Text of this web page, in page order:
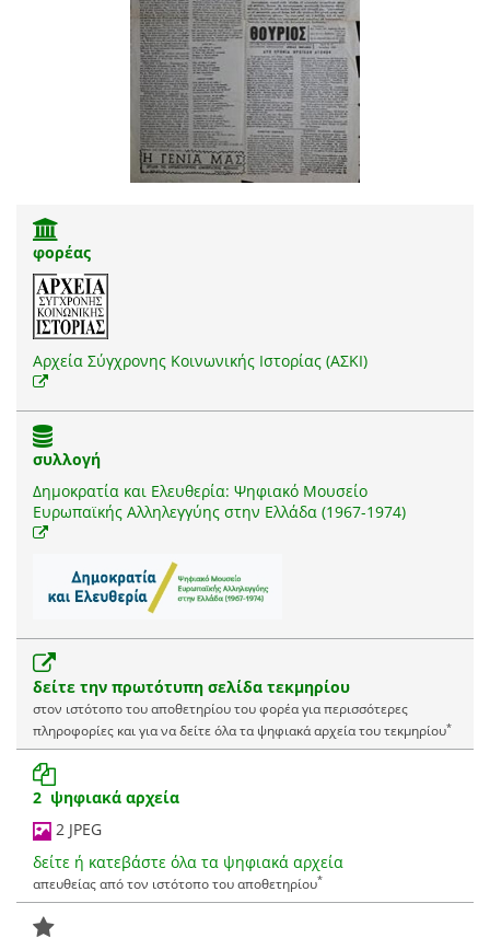
φορέας
Αρχεία Σύγχρονης Κοινωνικής Ιστορίας (ΑΣΚΙ)
συλλογή
Δημοκρατία και Ελευθερία: Ψηφιακό Μουσείο
Ευρωπαϊκής Αλληλεγγύης στην Ελλάδα (1967-1974)
δείτε την πρωτότυπη σελίδα τεκμηρίου
στον ιστότοπο του αποθετηρίου του φορέα για περισσότερες
πληροφορίες και για να δείτε όλα τα ψηφιακά αρχεία του τεκμηρίου*
2 ψηφιακά αρχεία
2 JPEG
δείτε ή κατεβάστε όλα τα ψηφιακά αρχεία
απευθείας από τον ιστότοπο του αποθετηρίου*